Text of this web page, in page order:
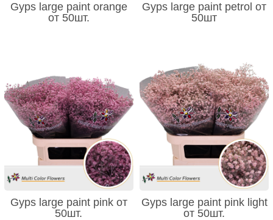
Gyps large paint orange
от 50шт.
Gyps large paint petrol от
50шт
Gyps large paint pink от
50шт.
Gyps large paint pink light
от 50шт.